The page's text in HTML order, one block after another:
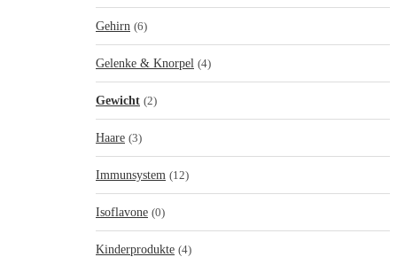
Gehirn (6)
Gelenke & Knorpel (4)
Gewicht (2)
Haare (3)
Immunsystem (12)
Isoflavone (0)
Kinderprodukte (4)